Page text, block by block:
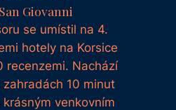
Giovanni
se umístil na 4.
hotely na Korsice
recenzemi. Nachází
zahradách 10 minut
venkovním